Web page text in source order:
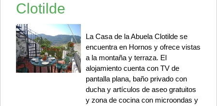
Clotilde
La Casa de la Abuela Clotilde se
encuentra en Hornos y ofrece vistas
a la montaña y terraza. El
alojamiento cuenta con TV de
pantalla plana, baño privado con
ducha y artículos de aseo gratuitos
y zona de cocina con microondas y